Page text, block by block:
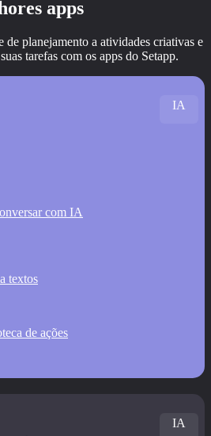
apps
de planejamento a atividades criativas e
tarefas com os apps do Setapp.
com IA
textos
de ações
IA
IA